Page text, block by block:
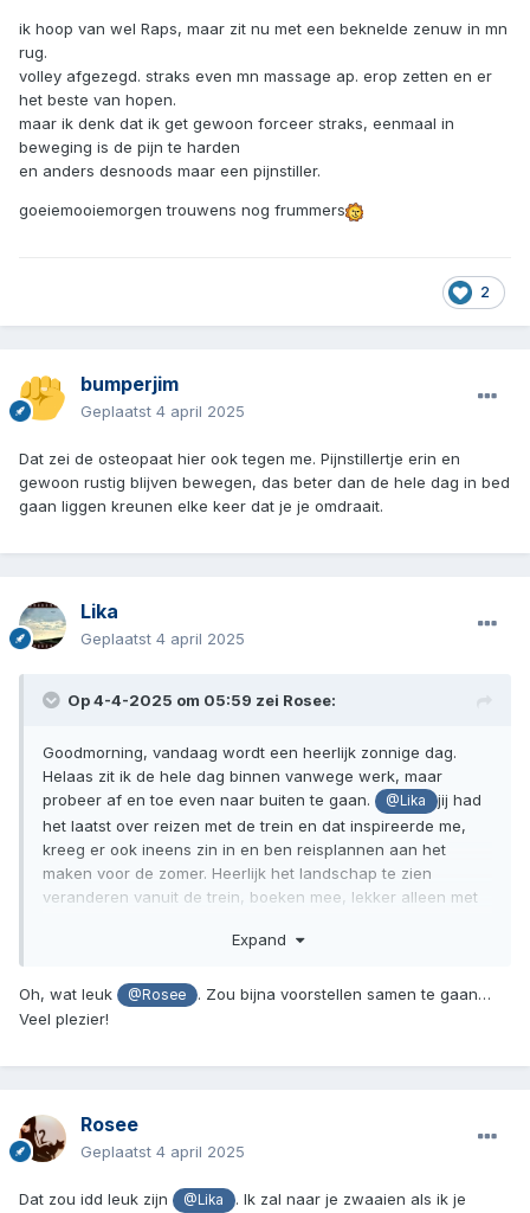
ik hoop van wel Raps, maar zit nu met een beknelde zenuw in mn
rug.
volley afgezegd. straks even mn massage ap. erop zetten en er
het beste van hopen.
maar ik denk dat ik get gewoon forceer straks, eenmaal in
beweging is de pijn te harden
en anders desnoods maar een pijnstiller.
goeiemooiemorgen trouwens nog frummers
2
bumperjim
Geplaatst 4 april 2025
Dat zei de osteopaat hier ook tegen me. Pijnstillertje erin en
gewoon rustig blijven bewegen, das beter dan de hele dag in bed
gaan liggen kreunen elke keer dat je je omdraait.
Lika
Geplaatst 4 april 2025
Op 4-4-2025 om 05:59 zei Rosee:
Goodmorning, vandaag wordt een heerlijk zonnige dag.
Helaas zit ik de hele dag binnen vanwege werk, maar
probeer af en toe even naar buiten te gaan.
@Lika
jij had
het laatst over reizen met de trein en dat inspireerde me,
kreeg er ook ineens zin in en ben reisplannen aan het
maken voor de zomer. Heerlijk het landschap te zien
veranderen vanuit de trein, boeken mee, lekker alleen met
krijgen, vind het voorbereiden al leuk.
Expand
Oh, wat leuk @Rosee
. Zou bijna voorstellen samen te gaan…
Veel plezier!
Rosee
Geplaatst 4 april 2025
Dat zou idd leuk zijn @Lika
. Ik zal naar je zwaaien als ik je